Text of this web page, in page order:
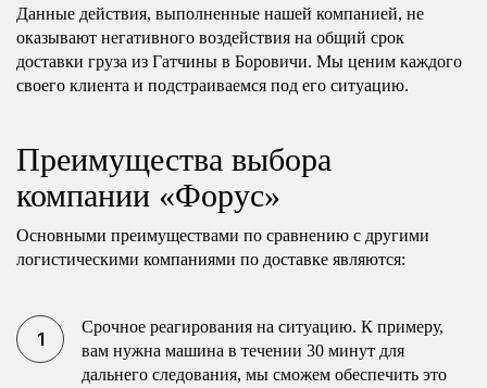
Данные действия, выполненные нашей компанией, не
оказывают негативного воздействия на общий срок
доставки груза из Гатчины в Боровичи. Мы ценим каждого
своего клиента и подстраиваемся под его ситуацию.
Преимущества выбора
компании «Форус»
Основными преимуществами по сравнению с другими
логистическими компаниями по доставке являются:
Срочное реагирования на ситуацию. К примеру,
вам нужна машина в течении 30 минут для
дальнего следования, мы сможем обеспечить это